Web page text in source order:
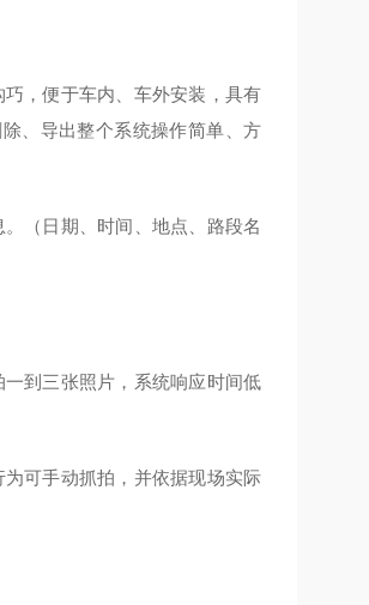
，便于车内、车外安装，具有
、导出整个系统操作简单、方
（日期、时间、地点、路段名
到三张照片，系统响应时间低
可手动抓拍，并依据现场实际